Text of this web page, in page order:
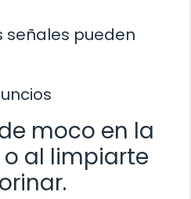
señales pueden
moco en la
al limpiarte